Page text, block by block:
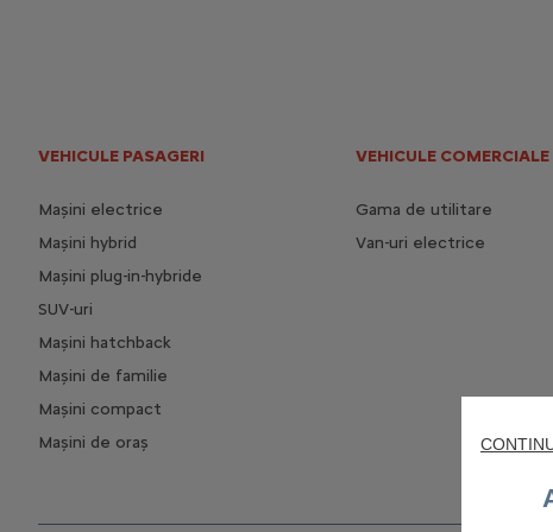
VEHICULE PASAGERI
Mașini electrice
Mașini hybrid
Mașini plug-in-hybride
SUV-uri
Mașini hatchback
Mașini de familie
Mașini compact
Mașini de oraș
VEHICULE COMERCIALE
Gama de utilitare
Van-uri electrice